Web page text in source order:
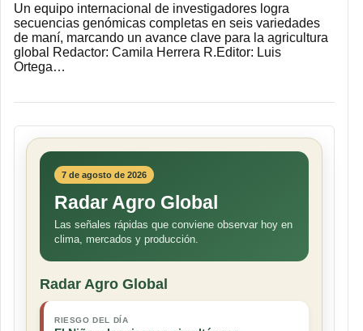
Un equipo internacional de investigadores logra
secuencias genómicas completas en seis variedades
de maní, marcando un avance clave para la agricultura
global Redactor: Camila Herrera R.Editor: Luis
Ortega…
7 de agosto de 2026
Radar Agro Global
Las señales rápidas que conviene observar hoy en
clima, mercados y producción.
Radar Agro Global
RIESGO DEL DÍA